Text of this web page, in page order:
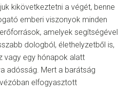
kikövetkeztetni a végét, benne
emberi viszonyok minden
amelyek segítségével
dologból, élethelyzetből is,
vagy egy hónapok alatt
adósság. Mert a barátság
elfogyasztott